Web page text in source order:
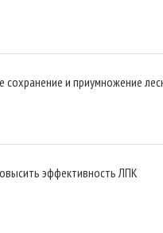
сохранение и приумножение
эффективность ЛПК